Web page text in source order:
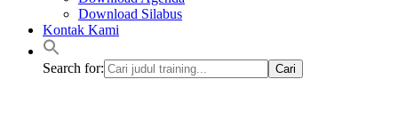
Download Silabus
Kontak Kami
Search for: